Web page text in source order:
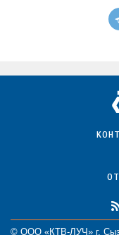
© ООО «КТВ-ЛУЧ» г.